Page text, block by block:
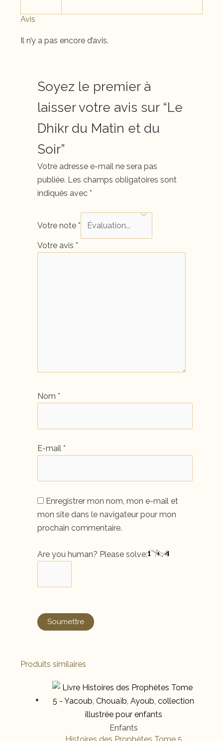
Avis
Il n’y a pas encore d’avis.
Soyez le premier à
laisser votre avis sur “Le
Dhikr du Matin et du
Soir”
Votre adresse e-mail ne sera pas
publiée. Les champs obligatoires sont
indiqués avec *
Votre note *
Votre avis *
Nom *
E-mail *
Enregistrer mon nom, mon e-mail et
mon site dans le navigateur pour mon
prochain commentaire.
Are you human? Please solve:
Produits similaires
Enfants